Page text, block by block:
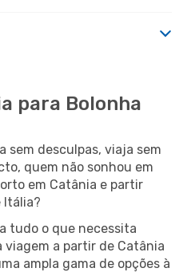
para Bolonha
sem desculpas, viaja sem
quem não sonhou em
em Catânia e partir
Itália?
tudo o que necessita
viagem a partir de Catânia
ampla gama de opções à